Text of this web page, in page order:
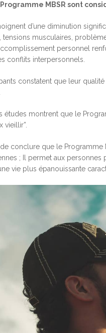
MBSR sont
d’une diminution
tensions musculaires,
personnel
conflits interpersonnels.
constatent que leur
études montrent que le
vieillir”.
conclure que le
; Il permet aux personnes
vie plus épanouissante